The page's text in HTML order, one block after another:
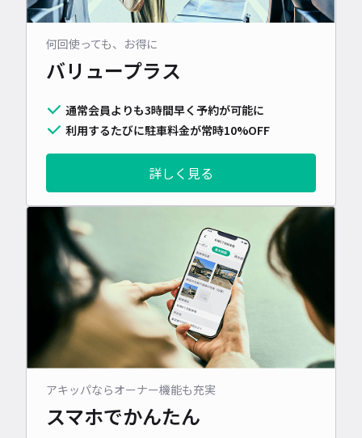
何回使っても、お得に
バリュープラス
通常会員よりも3時間早く予約が可能に
利用するたびに駐車料金が常時10%OFF
詳しく見る
アキッパならオーナー機能も充実
スマホでかんたん